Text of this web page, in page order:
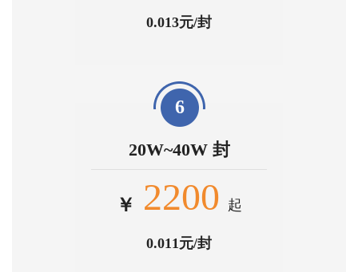
0.013元/封
6
20W~40W 封
￥ 2200 起
0.011元/封